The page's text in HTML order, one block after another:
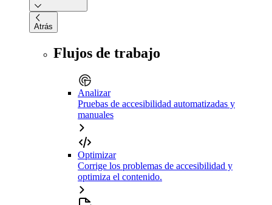
Atrás
Flujos de trabajo
Analizar
Pruebas de accesibilidad automatizadas y
manuales
Optimizar
Corrige los problemas de accesibilidad y
optimiza el contenido.